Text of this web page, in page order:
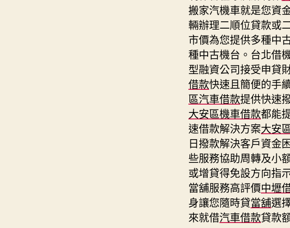
搬家汽機車就是您資
輛辦理二順位貸款或
市價為您提供多種中
種中古機台。台北借
型融資公司接受申貸
借款快速且簡便的手
區汽車借款提供快速
大安區機車借款都能
速借款解決方案大安
日撥款解決客戶資金
些服務協助周轉及小
或增貸得免設方向指
當舖服務高評價中壢
身讓您隨時貸當舖選
來就借汽車借款貸款